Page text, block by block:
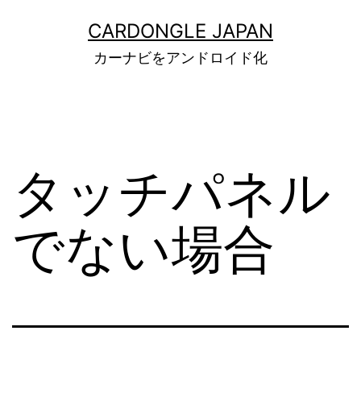
CARDONGLE JAPAN
カーナビをアンドロイド化
タッチパネル
でない場合